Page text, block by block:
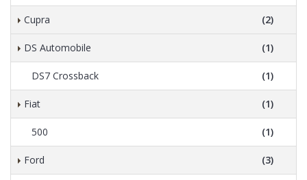
Cupra (2)
DS Automobile (1)
DS7 Crossback (1)
Fiat (1)
500 (1)
Ford (3)